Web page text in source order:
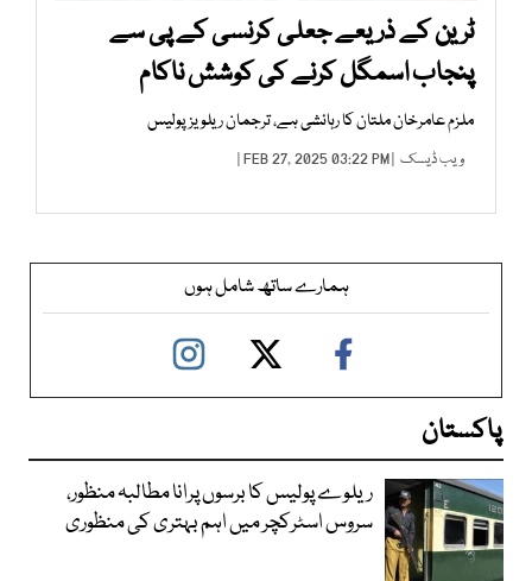
ٹرین کے ذریعے جعلی کرنسی کے پی سے
پنجاب اسمگل کرنے کی کوشش ناکام
ملزم عامرخان ملتان کا رہائشی ہے، ترجمان ریلویز پولیس
ویب ڈیسک | FEB 27, 2025 03:22 PM |
ہمارے ساتھ شامل ہوں
پاکستان
ریلوے پولیس کا برسوں پرانا مطالبہ منظور،
سروس اسٹرکچر میں اہم بہتری کی منظوری